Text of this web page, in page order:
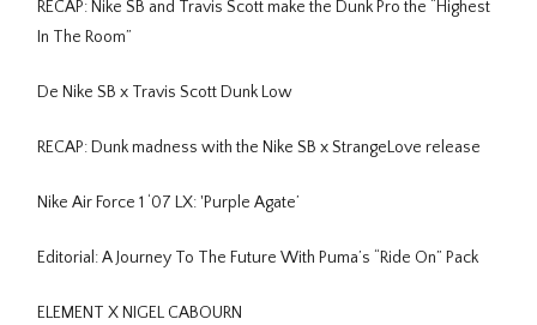
RECAP: Nike SB and Travis Scott make the Dunk Pro the “Highest
In The Room”
De Nike SB x Travis Scott Dunk Low
RECAP: Dunk madness with the Nike SB x StrangeLove release
Nike Air Force 1 ‘07 LX: 'Purple Agate’
Editorial: A Journey To The Future With Puma’s “Ride On” Pack
ELEMENT X NIGEL CABOURN